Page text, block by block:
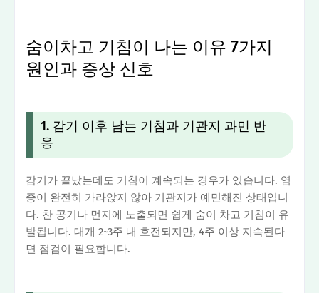
숨이차고 기침이 나는 이유 7가지
원인과 증상 신호
1. 감기 이후 남는 기침과 기관지 과민 반
응
감기가 끝났는데도 기침이 계속되는 경우가 있습니다. 염
증이 완전히 가라앉지 않아 기관지가 예민해진 상태입니
다. 찬 공기나 먼지에 노출되면 쉽게 숨이 차고 기침이 유
발됩니다. 대개 2~3주 내 호전되지만, 4주 이상 지속된다
면 점검이 필요합니다.